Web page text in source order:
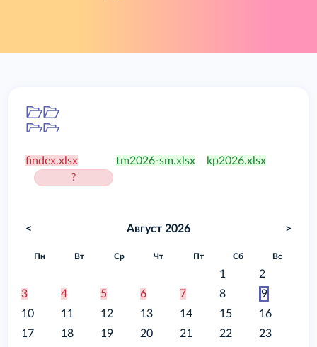
findex.xlsx
?
tm2026-sm.xlsx kp2026.xlsx
< Август 2026 >
Пн Вт Ср Чт Пт Сб Вс
1
2
3
4 5 6 7 8
9
10
11 12 13 14 15
16
17
18 19 20 21 22
23